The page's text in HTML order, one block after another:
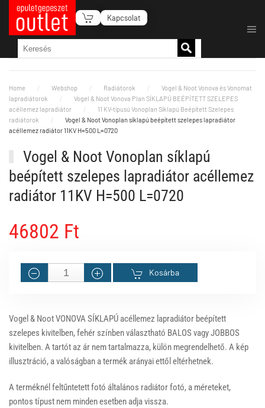
Fő tartalom átugrása
Kapcsolat
Home Webshop Radiátorok
Vogel & Noot Vonova és Vonomat
lapradiátorok
Vogel & Noot Vonova Plan SÍKLAPÚ BEÉPÍTETT SZELEPES
acéllemez lapradiátor
11 KV-típusú Vonoplan Síklapú Beépített Szelepes
radiátorok
Vogel & Noot Vonoplan síklapú beépített szelepes lapradiátor
acéllemez radiátor 11KV H=500 L=0720
Vogel & Noot Vonoplan síklapú
beépített szelepes lapradiátor acéllemez
radiátor 11KV H=500 L=0720
46802 Ft
Kosárba
Vogel & Noot VONOVA SÍKLAPÚ acéllemez lapradiátor beépített
szelepes kivitelben, fehér színben választható BALOS vagy JOBBOS
kivitelben. A tartót az ár nem tartalmazza, külön megrendelhető. A kép
illusztráció, a valóságban a termék arányai ettől eltérhetnek.
A terméknél feltűntetett fotó általános radiátor fotó, a méreteket,
pontos típust nem minden esetben adja vissza.